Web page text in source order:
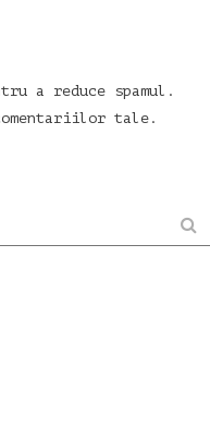
a reduce spamul.
tale .